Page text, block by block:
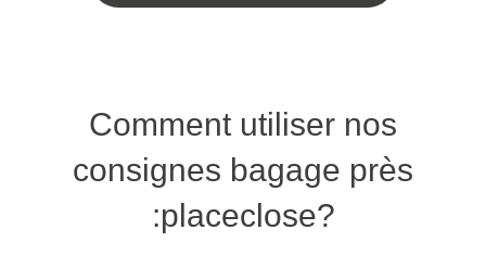
Comment utiliser nos
consignes bagage près
:placeclose?